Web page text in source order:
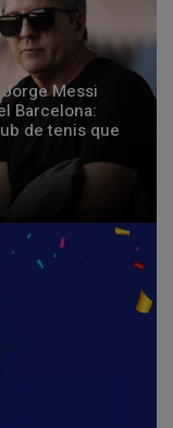
Messi
Barcelona:
de tenis que